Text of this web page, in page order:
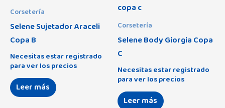
Corsetería
Selene Sujetador Araceli
Copa B
Necesitas estar registrado
para ver los precios
Leer más
Corsetería
Selene Body Giorgia Copa
C
Necesitas estar registrado
para ver los precios
Leer más